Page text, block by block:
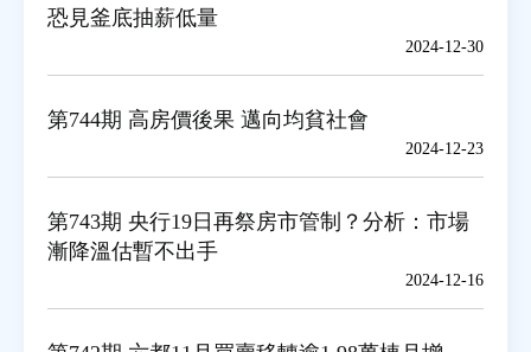
相關連結
恐見釜底抽薪低量
2024-12-30
第744期 高房價後果 邁向均貧社會
2024-12-23
第743期 央行19日再祭房市管制？分析：市場
漸降溫估暫不出手
2024-12-16